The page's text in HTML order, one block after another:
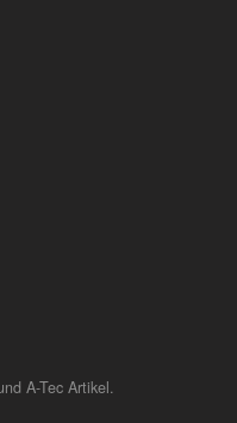
A-Tec Artikel.